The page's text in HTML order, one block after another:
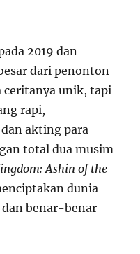
2019 dan
dari penonton
ceritanya unik, tapi
rapi,
akting para
total dua musim
Ashin of the
dunia
benar-benar